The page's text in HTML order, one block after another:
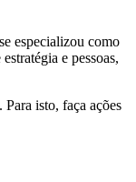
especializou como
e pessoas,
isto, faça ações